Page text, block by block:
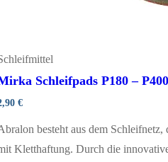
Schleifpads P180 –
€
besteht aus dem
Kletthaftung. Durch die